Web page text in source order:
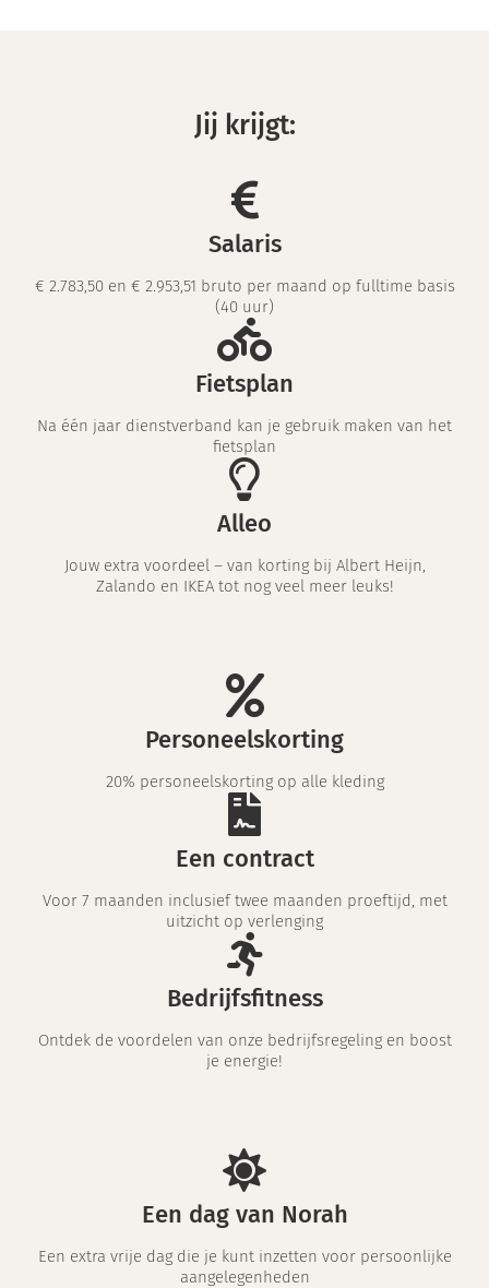
Jij krijgt:
Salaris
€ 2.783,50 en € 2.953,51 bruto per maand op fulltime basis
(40 uur)
Fietsplan
Na één jaar dienstverband kan je gebruik maken van het
fietsplan
Alleo
Jouw extra voordeel – van korting bij Albert Heijn,
Zalando en IKEA tot nog veel meer leuks!
Personeelskorting
20% personeelskorting op alle kleding
Een contract
Voor 7 maanden inclusief twee maanden proeftijd, met
uitzicht op verlenging
Bedrijfsfitness
Ontdek de voordelen van onze bedrijfsregeling en boost
je energie!
Een dag van Norah
Een extra vrije dag die je kunt inzetten voor persoonlijke
aangelegenheden